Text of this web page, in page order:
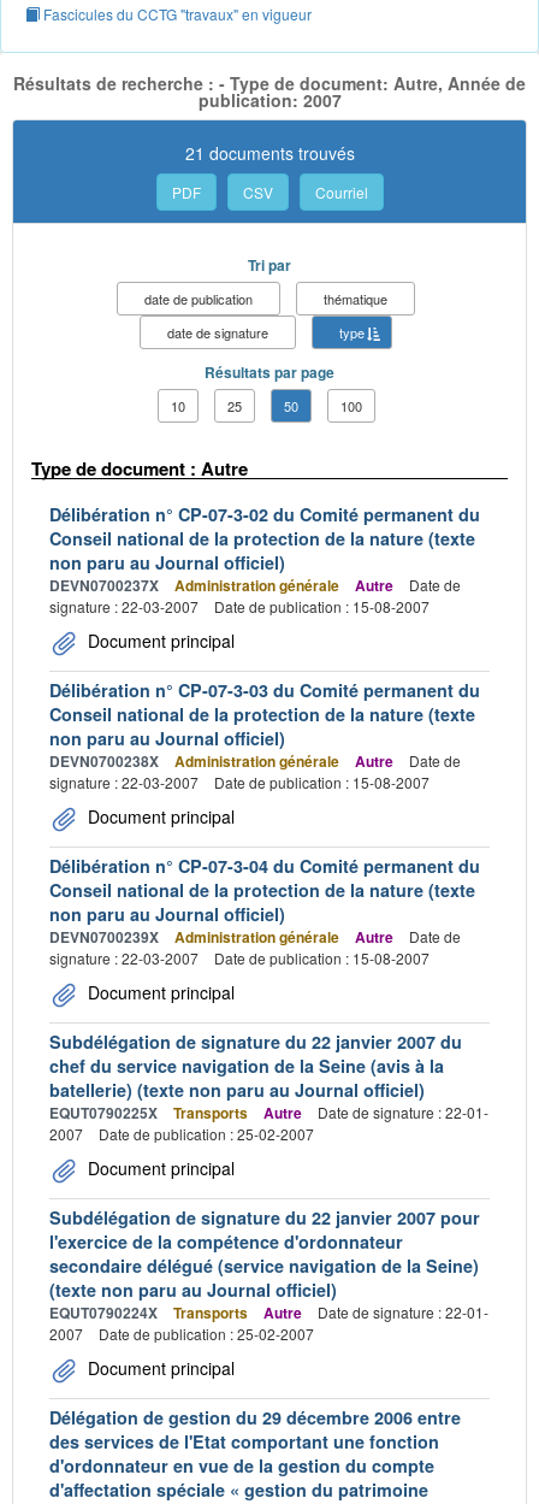
Fascicules du CCTG "travaux" en vigueur
Résultats de recherche : - Type de document: Autre, Année de
publication: 2007
21 documents trouvés
PDF CSV Courriel
Tri par
date de publication
thématique
date de signature
type
Résultats par page
10 25 50 100
Type de document : Autre
Délibération n° CP-07-3-02 du Comité permanent du
Conseil national de la protection de la nature (texte
non paru au Journal officiel)
DEVN0700237X Administration générale Autre
Date de
signature : 22-03-2007
Date de publication : 15-08-2007
Document principal
Délibération n° CP-07-3-03 du Comité permanent du
Conseil national de la protection de la nature (texte
non paru au Journal officiel)
DEVN0700238X Administration générale Autre
Date de
signature : 22-03-2007
Date de publication : 15-08-2007
Document principal
Délibération n° CP-07-3-04 du Comité permanent du
Conseil national de la protection de la nature (texte
non paru au Journal officiel)
DEVN0700239X Administration générale Autre
Date de
signature : 22-03-2007
Date de publication : 15-08-2007
Document principal
Subdélégation de signature du 22 janvier 2007 du
chef du service navigation de la Seine (avis à la
batellerie) (texte non paru au Journal officiel)
EQUT0790225X Transports Autre
Date de signature : 22-01-
2007
Date de publication : 25-02-2007
Document principal
Subdélégation de signature du 22 janvier 2007 pour
l'exercice de la compétence d'ordonnateur
secondaire délégué (service navigation de la Seine)
(texte non paru au Journal officiel)
EQUT0790224X Transports Autre
Date de signature : 22-01-
2007
Date de publication : 25-02-2007
Document principal
Délégation de gestion du 29 décembre 2006 entre
des services de l'Etat comportant une fonction
d'ordonnateur en vue de la gestion du compte
d'affectation spéciale « gestion du patrimoine